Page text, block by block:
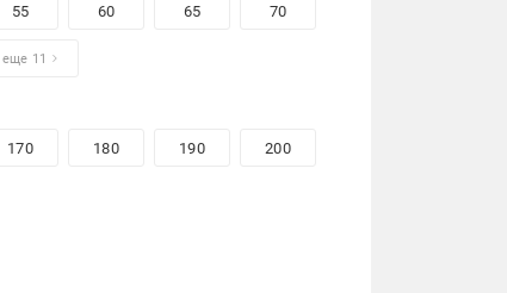
55 60 65 70
еще 11
170 180 190 200